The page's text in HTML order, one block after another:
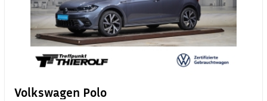
Volkswagen Polo